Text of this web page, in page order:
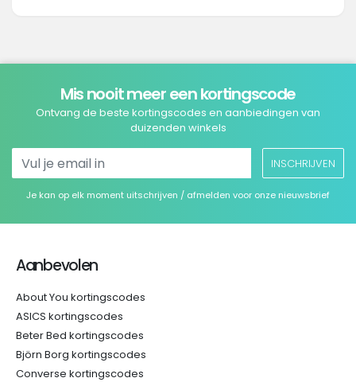
Mis nooit meer een kortingscode
Ontvang de beste kortingscodes en aanbiedingen van
duizenden winkels
INSCHRIJVEN
Je kan op elk moment uitschrijven / afmelden voor onze nieuwsbrief
Aanbevolen
About You kortingscodes
ASICS kortingscodes
Beter Bed kortingscodes
Björn Borg kortingscodes
Converse kortingscodes